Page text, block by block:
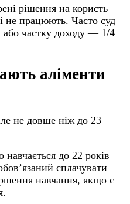
рішення на користь
і не працюють. Часто суд
або частку доходу — 1/4
аліменти
не довше ніж до 23
до 22 років
сплачувати
навчання, якщо є